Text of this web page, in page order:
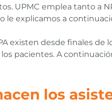
UPMC emplea tanto a
le explicamos a
existen desde finales de
pacientes. A
los